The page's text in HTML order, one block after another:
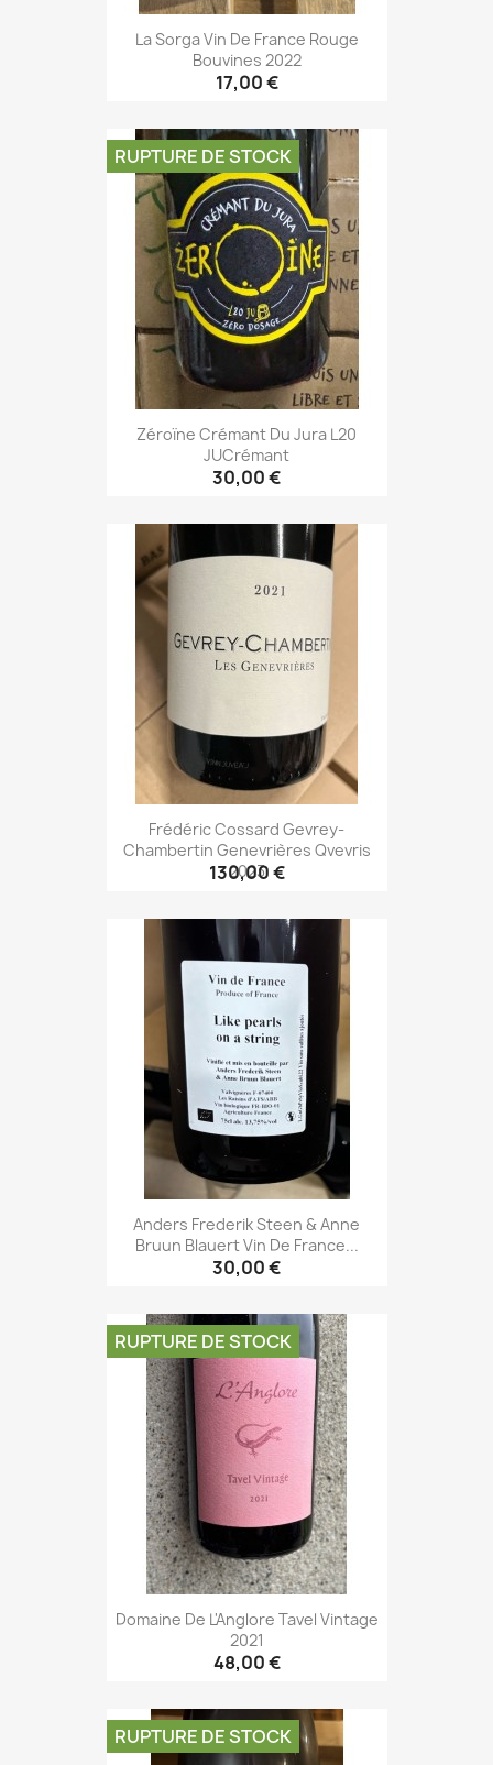
La Sorga Vin De France Rouge
Bouvines 2022
17,00 €
Zéroïne Crémant Du Jura L20
JUCrémant
30,00 €
RUPTURE DE STOCK
Frédéric Cossard Gevrey-
Chambertin Genevrières Qvevris
2023
130,00 €
Anders Frederik Steen & Anne
Bruun Blauert Vin De France...
30,00 €
Domaine De L'Anglore Tavel Vintage
2021
48,00 €
RUPTURE DE STOCK
RUPTURE DE STOCK